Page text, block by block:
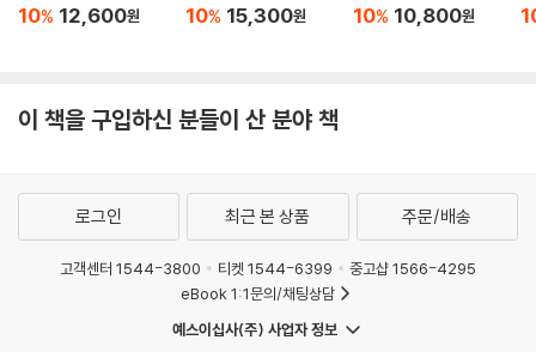
10% 12,600원 10% 15,300원 10% 10,800원
이 책을 구입하신 분들이 산 분야 책
로그인 최근 본 상품 주문/배송
고객센터 1544-3800 티켓 1544-6399
중고샵 1566-4295
eBook 1:1문의/채팅상담
예스이십사(주) 사업자 정보